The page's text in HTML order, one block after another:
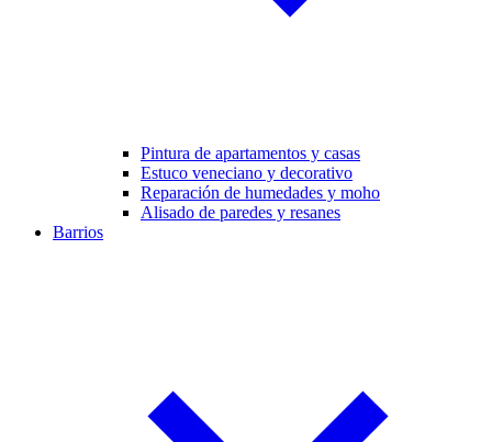
Pintura de apartamentos y casas
Estuco veneciano y decorativo
Reparación de humedades y moho
Alisado de paredes y resanes
Barrios